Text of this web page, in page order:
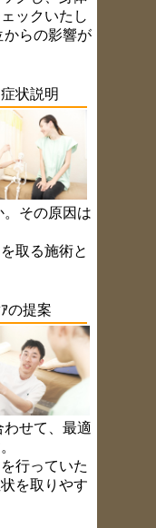
ックいたし
からの影響が
状説明
その原因は
取る施術と
の提案
せて、最適
行っていた
を取りやす